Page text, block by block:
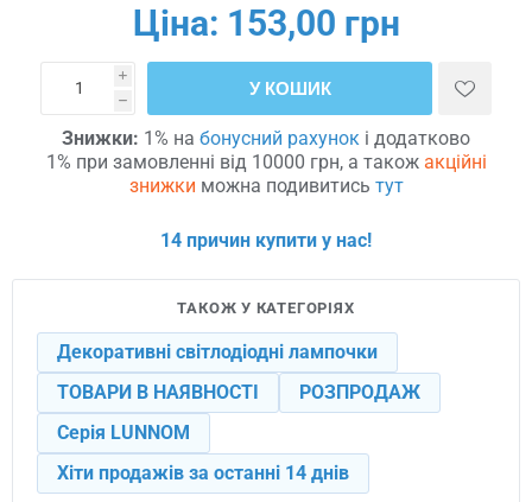
Ціна: 153,00 грн
i
h
У КОШИК
Знижки: 1% на бонусний рахунок і додатково
1% при замовленні від 10000 грн, а також акційні
знижки можна подивитись тут
14 причин купити у нас!
ТАКОЖ У КАТЕГОРІЯХ
Декоративні світлодіодні лампочки
ТОВАРИ В НАЯВНОСТІ
РОЗПРОДАЖ
Серія LUNNOM
Хіти продажів за останні 14 днів